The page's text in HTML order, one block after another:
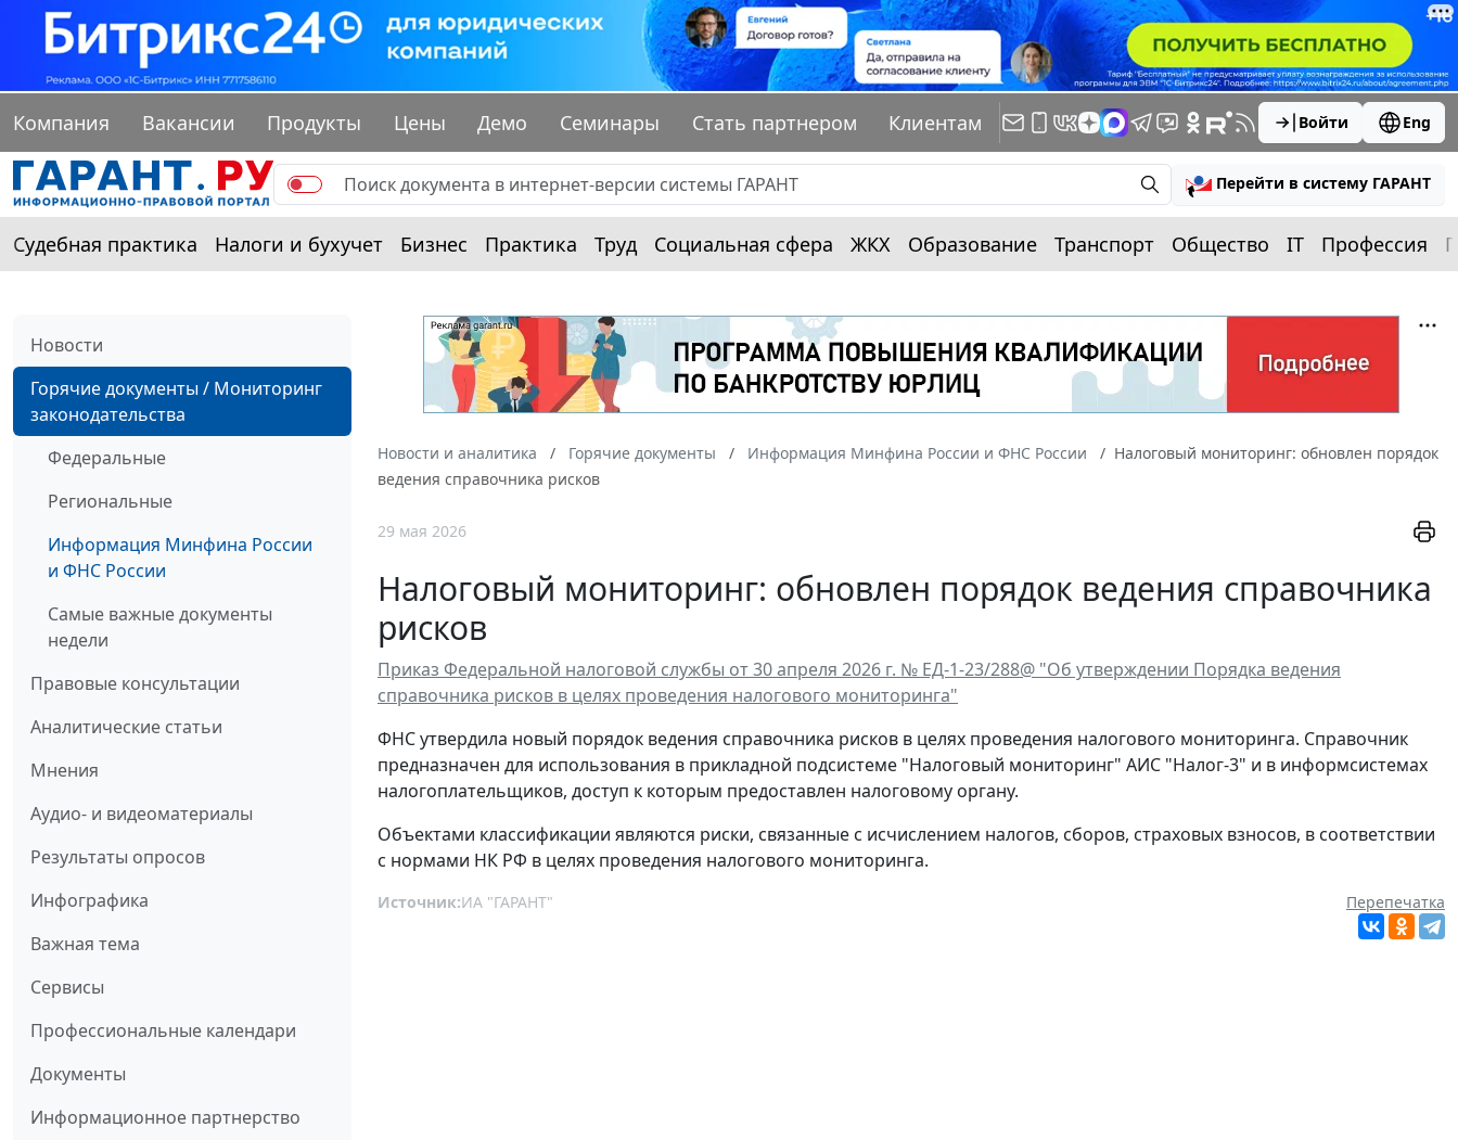
Компания Вакансии Продукты Цены Демо Семинары Стать партнером Клиентам Войти Eng
Перейти в систему ГАРАНТ
Судебная практика Налоги и бухучет Бизнес Практика Труд Социальная сфера ЖКХ Образование Транспорт Общество IT Профессия
Новости
Горячие документы / Мониторинг
законодательства
Федеральные
Региональные
Информация Минфина России
и ФНС России
Самые важные документы
недели
Правовые консультации
Аналитические статьи
Мнения
Аудио- и видеоматериалы
Результаты опросов
Инфографика
Важная тема
Сервисы
Профессиональные календари
Документы
Информационное партнерство
Новости и аналитика Горячие документы Информация Минфина России и ФНС России
Налоговый мониторинг: обновлен порядок
ведения справочника рисков
29 мая 2026
Налоговый мониторинг: обновлен порядок ведения справочника
рисков
Приказ Федеральной налоговой службы от 30 апреля 2026 г. № ЕД-1-23/288@ "Об утверждении Порядка ведения
справочника рисков в целях проведения налогового мониторинга"
ФНС утвердила новый порядок ведения справочника рисков в целях проведения налогового мониторинга. Справочник
предназначен для использования в прикладной подсистеме "Налоговый мониторинг" АИС "Налог-3" и в информсистемах
налогоплательщиков, доступ к которым предоставлен налоговому органу.
Объектами классификации являются риски, связанные с исчислением налогов, сборов, страховых взносов, в соответствии
с нормами НК РФ в целях проведения налогового мониторинга.
Источник:ИА "ГАРАНТ" Перепечатка